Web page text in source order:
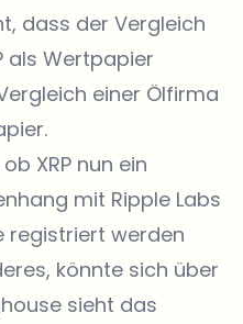
dass der Vergleich
als Wertpapier
einer Ölfirma
XRP nun ein
mit Ripple Labs
registriert werden
könnte sich über
sieht das